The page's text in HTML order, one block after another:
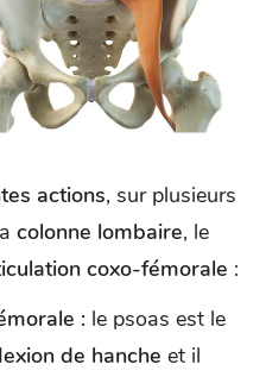
actions, sur plusieurs
colonne lombaire, le
coxo-fémorale :
: le psoas est le
de hanche et il